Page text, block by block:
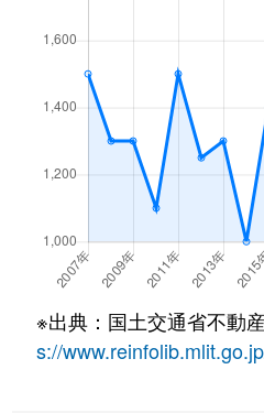
※出典：国土交通省不動
s://